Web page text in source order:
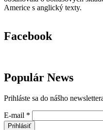
Americe s anglický texty.
Facebook
Populár News
Prihláste sa do nášho
E-mail *
Prihlásiť